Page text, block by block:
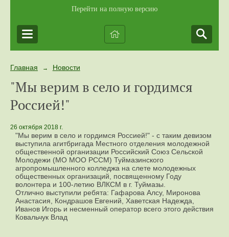
Перейти на полную версию
Главная → Новости
"Мы верим в село и гордимся
Россией!"
26 октября 2018 г.
"Мы верим в село и гордимся Россией!" - с таким девизом
выступила агитбригада Местного отделения молодежной
общественной организации Российский Союз Сельской
Молодежи (МО МОО РССМ) Туймазинского
агропромышленного колледжа на слете молодежных
общественных организаций, посвященному Году
волонтера и 100-летию ВЛКСМ в г. Туймазы.
Отлично выступили ребята: Гафарова Алсу, Миронова
Анастасия, Кондрашов Евгений, Хаветская Надежда,
Иванов Игорь и несменный оператор всего этого действия
Ковальчук Влад